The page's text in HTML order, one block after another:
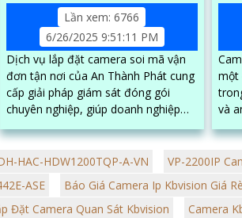
Lần xem: 6766
6/26/2025 9:51:11 PM
Dịch vụ lắp đặt camera soi mã vận
đơn tận nơi của An Thành Phát cung
cấp giải pháp giám sát đóng gói
chuyên nghiệp, giúp doanh nghiệp
kiểm soát quy trình, lưu trữ hình ảnh
rõ nét. Hệ thống bao gồm camera
chuyên dụng, phần mềm quản lý đơn
kiện thi công, lắp đặt hoàn chỉnh tại
kho hàng, đảm bảo hoạt động ổn
một
và an
một
này
HAC-HDW1200TQP-A-VN VP-2200IP
ASE Báo Giá Camera Ip Kbvision Giá Rè
Đặt Camera Quan Sát Kbvision Camera